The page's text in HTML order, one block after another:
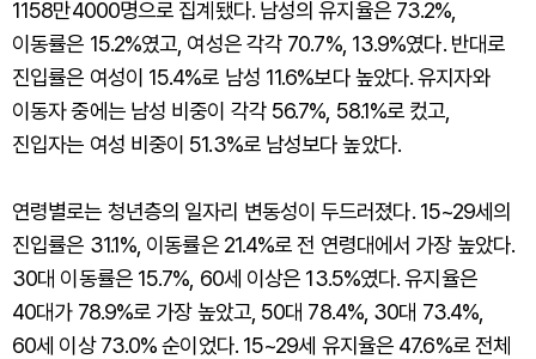
1158만4000명으로 집계됐다. 남성의 유지율은 73.2%,
이동률은 15.2%였고, 여성은 각각 70.7%, 13.9%였다. 반대로
진입률은 여성이 15.4%로 남성 11.6%보다 높았다. 유지자와
이동자 중에는 남성 비중이 각각 56.7%, 58.1%로 컸고,
진입자는 여성 비중이 51.3%로 남성보다 높았다.
연령별로는 청년층의 일자리 변동성이 두드러졌다. 15~29세의
진입률은 31.1%, 이동률은 21.4%로 전 연령대에서 가장 높았다.
30대 이동률은 15.7%, 60세 이상은 13.5%였다. 유지율은
40대가 78.9%로 가장 높았고, 50대 78.4%, 30대 73.4%,
60세 이상 73.0% 순이었다. 15~29세 유지율은 47.6%로 전체